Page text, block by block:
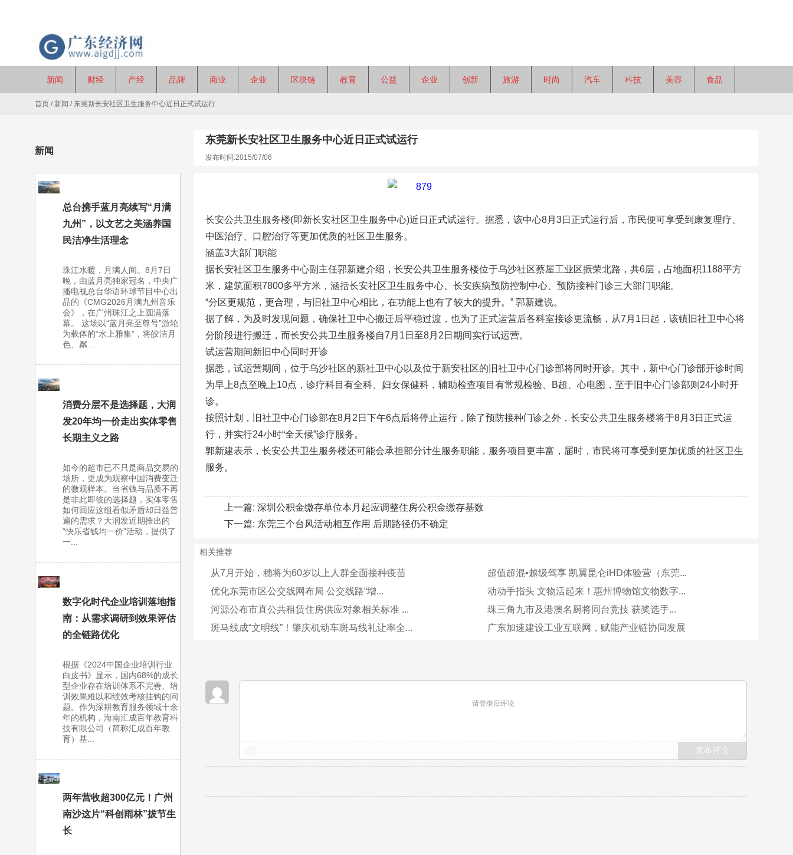
新闻 财经 产经 品牌 商业 企业 区块链 教育 公益 企业 创新 旅游 时尚 汽车 科技 美容 食品
首页 / 新闻 / 东莞新长安社区卫生服务中心近日正式试运行
新闻
总台携手蓝月亮续写“月满
九州”，以文艺之美涵养国
民洁净生活理念
珠江水暖，月满人间。8月7日
晚，由蓝月亮独家冠名，中央广
播电视总台华语环球节目中心出
品的《CMG2026月满九州音乐
会》，在广州珠江之上圆满落
幕。 这场以“蓝月亮至尊号”游轮
为载体的“水上雅集”，将皎洁月
色、粼...
消费分层不是选择题，大润
发20年均一价走出实体零售
长期主义之路
如今的超市已不只是商品交易的
场所，更成为观察中国消费变迁
的微观样本。当省钱与品质不再
是非此即彼的选择题，实体零售
如何回应这组看似矛盾却日益普
遍的需求？大润发近期推出的
“快乐省钱均一价”活动，提供了
一...
数字化时代企业培训落地指
南：从需求调研到效果评估
的全链路优化
根据《2024中国企业培训行业
白皮书》显示，国内68%的成长
型企业存在培训体系不完善、培
训效果难以和绩效考核挂钩的问
题。作为深耕教育服务领域十余
年的机构，海南汇成百年教育科
技有限公司（简称汇成百年教
育）基...
两年营收超300亿元！广州
南沙这片“科创雨林”拔节生
长
东莞新长安社区卫生服务中心近日正式试运行
发布时间:2015/07/06
长安公共卫生服务楼(即新长安社区卫生服务中心)近日正式试运行。据悉，该中心8月3日正式运行后，市民便可享受到康复理疗、
中医治疗、口腔治疗等更加优质的社区卫生服务。
涵盖3大部门职能
据长安社区卫生服务中心副主任郭新建介绍，长安公共卫生服务楼位于乌沙社区蔡屋工业区振荣北路，共6层，占地面积1188平方
米，建筑面积7800多平方米，涵括长安社区卫生服务中心、长安疾病预防控制中心、预防接种门诊三大部门职能。
“分区更规范，更合理，与旧社卫中心相比，在功能上也有了较大的提升。” 郭新建说。
据了解，为及时发现问题，确保社卫中心搬迁后平稳过渡，也为了正式运营后各科室接诊更流畅，从7月1日起，该镇旧社卫中心将
分阶段进行搬迁，而长安公共卫生服务楼自7月1日至8月2日期间实行试运营。
试运营期间新旧中心同时开诊
据悉，试运营期间，位于乌沙社区的新社卫中心以及位于新安社区的旧社卫中心门诊部将同时开诊。其中，新中心门诊部开诊时间
为早上8点至晚上10点，诊疗科目有全科、妇女保健科，辅助检查项目有常规检验、B超、心电图，至于旧中心门诊部则24小时开
诊。
按照计划，旧社卫中心门诊部在8月2日下午6点后将停止运行，除了预防接种门诊之外，长安公共卫生服务楼将于8月3日正式运
行，并实行24小时“全天候”诊疗服务。
郭新建表示，长安公共卫生服务楼还可能会承担部分计生服务职能，服务项目更丰富，届时，市民将可享受到更加优质的社区卫生
服务。
上一篇: 深圳公积金缴存单位本月起应调整住房公积金缴存基数
下一篇: 东莞三个台风活动相互作用 后期路径仍不确定
相关推荐
从7月开始，穗将为60岁以上人群全面接种疫苗
超值超混•越级驾享 凯翼昆仑iHD体验营（东莞...
优化东莞市区公交线网布局 公交线路“增...
动动手指头 文物活起来！惠州博物馆文物数字...
河源公布市直公共租赁住房供应对象相关标准 ...
珠三角九市及港澳名厨将同台竞技 获奖选手...
斑马线成“文明线”！肇庆机动车斑马线礼让率全...
广东加速建设工业互联网，赋能产业链协同发展
请登录后评论